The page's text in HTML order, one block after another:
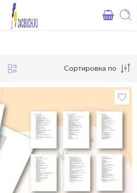
Сбербанка, могут
Сортировка по